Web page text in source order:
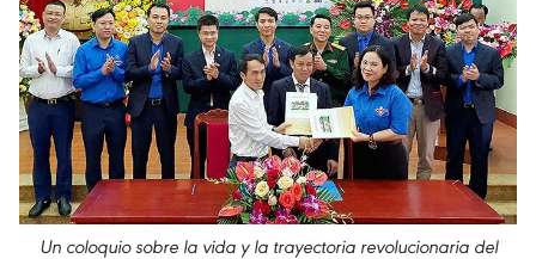
Un coloquio sobre la vida y la trayectoria revolucionaria del